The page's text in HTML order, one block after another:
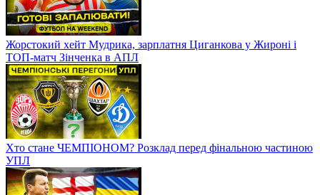
Жорстокий хейт Мудрика, зарплатня Циганкова у Жироні і
ТОП-матч Зінченка в АПЛ
Хто стане ЧЕМПІОНОМ? Розклад перед фінальною частиною
УПЛ